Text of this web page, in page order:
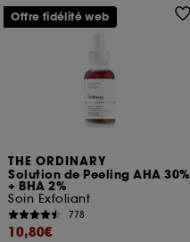
THE ORDINARY
Solution de Peeling AHA 30%
+ BHA 2%
Soin Exfoliant
778
10,80€
Offre fidélité web